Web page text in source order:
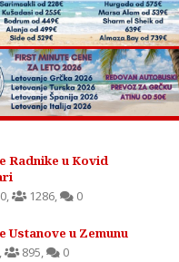
Radnike u Kovid
, 1286, 0
Ustanove u Zemunu
, 895, 0